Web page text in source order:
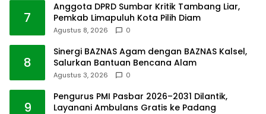
7
Anggota DPRD Sumbar Kritik Tambang Liar,
Pemkab Limapuluh Kota Pilih Diam
Agustus 8, 2026 0
8
Sinergi BAZNAS Agam dengan BAZNAS Kalsel,
Salurkan Bantuan Bencana Alam
Agustus 3, 2026 0
9
Pengurus PMI Pasbar 2026–2031 Dilantik,
Layanani Ambulans Gratis ke Padang